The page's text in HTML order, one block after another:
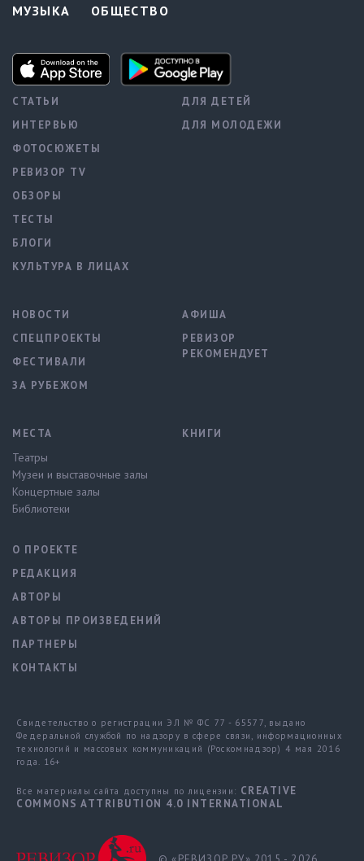
МУЗЫКА
ОБЩЕСТВО
СТАТЬИ
ИНТЕРВЬЮ
ФОТОСЮЖЕТЫ
РЕВИЗОР TV
ОБЗОРЫ
ТЕСТЫ
БЛОГИ
КУЛЬТУРА В ЛИЦАХ
ДЛЯ ДЕТЕЙ
ДЛЯ МОЛОДЕЖИ
НОВОСТИ
СПЕЦПРОЕКТЫ
ФЕСТИВАЛИ
ЗА РУБЕЖОМ
АФИША
РЕВИЗОР
РЕКОМЕНДУЕТ
МЕСТА
Театры
Музеи и выставочные залы
Концертные залы
Библиотеки
КНИГИ
О ПРОЕКТЕ
РЕДАКЦИЯ
АВТОРЫ
АВТОРЫ ПРОИЗВЕДЕНИЙ
ПАРТНЕРЫ
КОНТАКТЫ
Свидетельство о регистрации ЭЛ № ФС 77 - 65577, выдано
Федеральной службой по надзору в сфере связи, информационных
технологий и массовых коммуникаций (Роскомнадзор) 4 мая 2016
года. 16+
Все материалы сайта доступны по лицензии: CREATIVE
COMMONS ATTRIBUTION 4.0 INTERNATIONAL